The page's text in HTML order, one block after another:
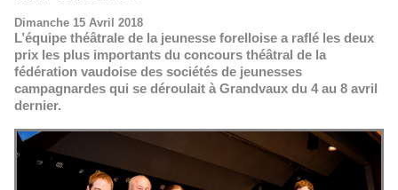
Dimanche 15 Avril 2018
L’équipe théâtrale de la jeunesse forelloise a raflé les deux
prix les plus importants du concours théâtral de la
fédération vaudoise des sociétés de jeunesses
campagnardes qui se déroulait à Grandvaux du 4 au 8 avril
dernier.